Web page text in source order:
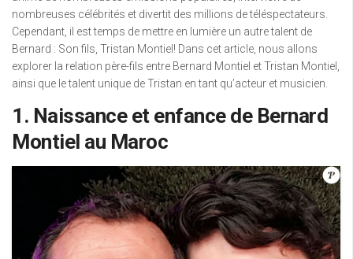
nombreuses célébrités et divertit des millions de téléspectateurs.
Cependant, il est temps de mettre en lumière un autre talent de
Bernard : Son fils, Tristan Montiel! Dans cet article, nous allons
explorer la relation père-fils entre Bernard Montiel et Tristan Montiel,
ainsi que le talent unique de Tristan en tant qu’acteur et musicien.
1. Naissance et enfance de Bernard
Montiel au Maroc